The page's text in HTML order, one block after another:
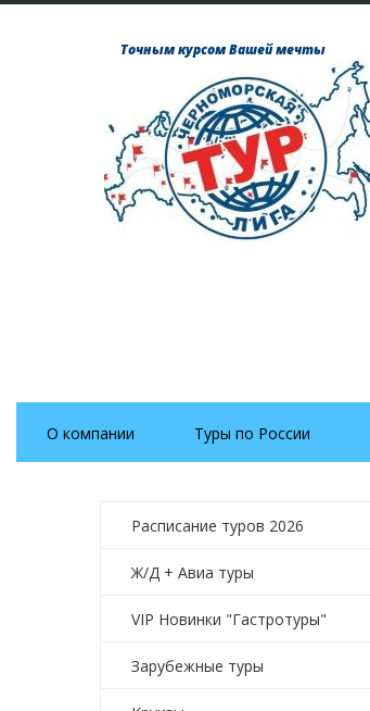
Точным курсом Вашей мечты
О компании Туры по России
Расписание туров 2026
Ж/Д + Авиа туры
VIP Новинки "Гастротуры"
Зарубежные туры